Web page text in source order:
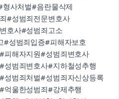
형사처벌#음란물삭제
#성범죄전문변호사
호사#성범죄고소
#성범죄입증#피해자보호
#피해자지원#성범죄변호사
#성범죄변호사#지하철성추행
#성범죄처벌#성범죄자신상등록
#억울한성범죄#강제추행